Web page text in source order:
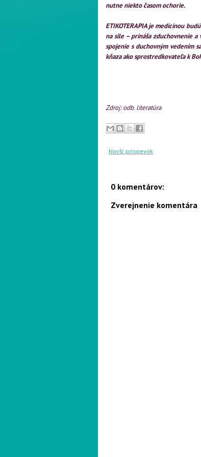
nutne niekto časom ochorie.
ETIKOTERAPIA je medicínou
na sile – prináša zduchovnenie
spojenie s duchovným vedením
kňaza ako sprostredkovateľa k
Zdroj: odb. literatúra
Novší príspevok
0 komentárov:
Zverejnenie komentára